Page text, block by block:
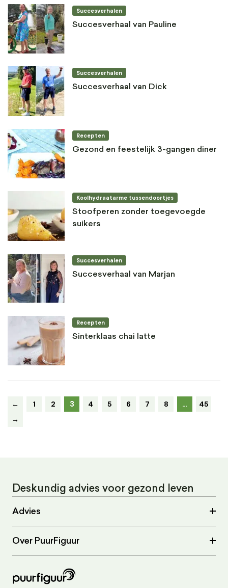
Succesverhalen
Succesverhaal van Pauline
Succesverhalen
Succesverhaal van Dick
Recepten
Gezond en feestelijk 3-gangen diner
Koolhydraatarme tussendoortjes
Stoofperen zonder toegevoegde
suikers
Succesverhalen
Succesverhaal van Marjan
Recepten
Sinterklaas chai latte
← 1 2 3 4 5 6 7 8 …
45
→
Deskundig advies voor gezond leven
Advies
Over PuurFiguur